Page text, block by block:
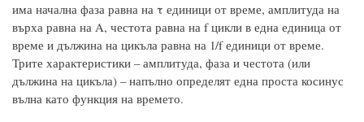
има начална фаза равна на τ единици от време, амплитуда на
върха равна на A, честота равна на f цикли в една единица от
време и дължина на цикъла равна на 1/f единици от време.
Трите характеристики – амплитуда, фаза и честота (или
дължина на цикъла) – напълно определят една проста косинус
вълна като функция на времето.